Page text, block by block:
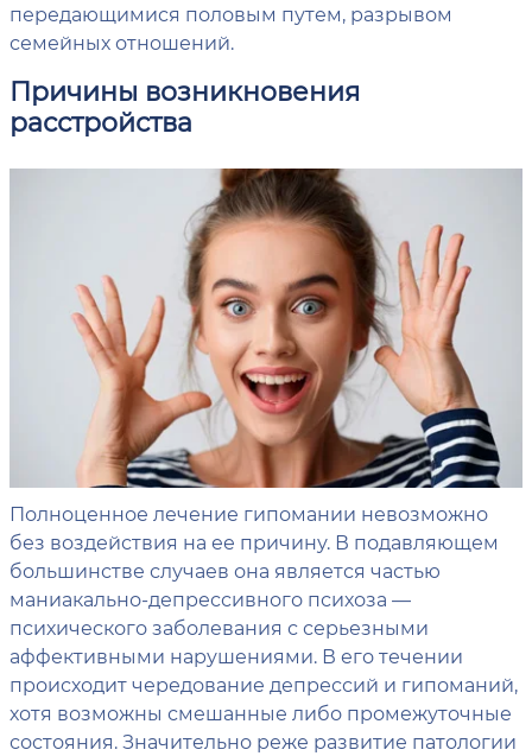
передающимися половым путем, разрывом
семейных отношений.
Причины возникновения
расстройства
Полноценное лечение гипомании невозможно
без воздействия на ее причину. В подавляющем
большинстве случаев она является частью
маниакально-депрессивного психоза —
психического заболевания с серьезными
аффективными нарушениями. В его течении
происходит чередование депрессий и гипоманий,
хотя возможны смешанные либо промежуточные
состояния. Значительно реже развитие патологии